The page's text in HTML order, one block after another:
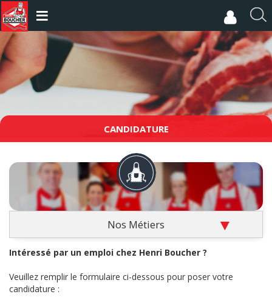
Aller
au
contenu
principal
R
e
c
h
e
r
c
h
r
CANDIDATURE
Nos Métiers
Intéressé par un emploi chez Henri Boucher ?
Veuillez remplir le formulaire ci-dessous pour poser votre
candidature :